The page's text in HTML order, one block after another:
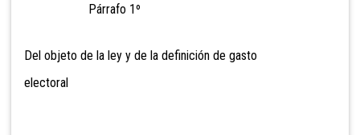
Párrafo 1º
Del objeto de la ley y de la definición de gasto
electoral